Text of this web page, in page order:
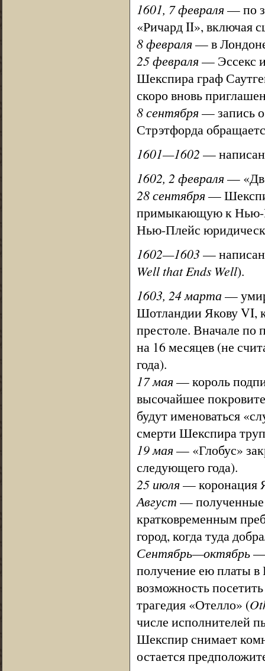
1601, 7 февраля— по
«Ричард II», включая
8 февраля— в Лондоне
25 февраля— Эссекс и
Шекспира граф
скоро вновь
8 сентября— запись о
Стрэтфорда
1601—1602 —
1602, 2 февраля—
28 сентября—
примыкающую к Нью-
Нью-Плейс
1602—1603 —
Well that Ends Well).
1603, 24 марта —
Шотландии Якову VI,
престоле. Вначале по
на 16 месяцев (не
года).
17 мая— король
высочайшее
будут именоваться
смерти Шекспира
19 мая— «Глобус»
следующего года).
25 июля— коронация
Август — полученные
кратковременным
город, когда туда
Сентябрь—октябрь—
получение ею платы
возможность
трагедия «Отелло» (
числе исполнителей
Шекспир снимает
остается